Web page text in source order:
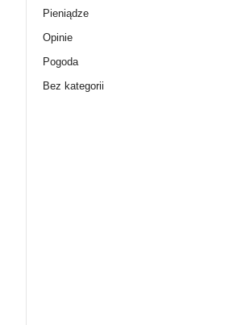
Pieniądze
Opinie
Pogoda
Bez kategorii